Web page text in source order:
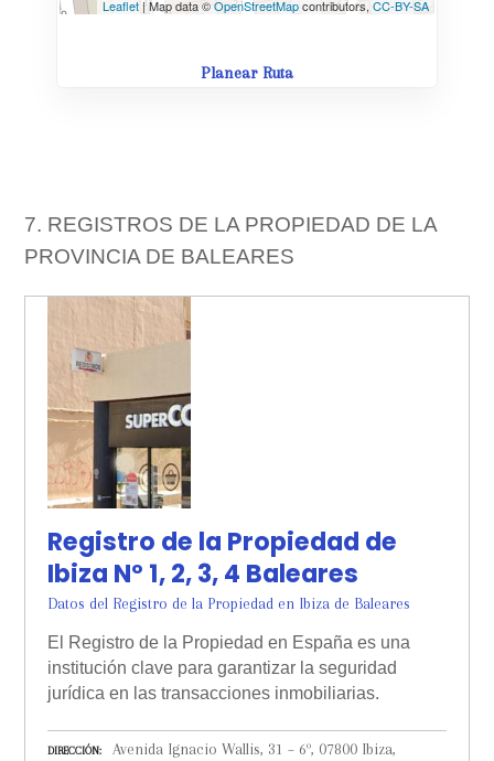
Leaflet| Map data ©OpenStreetMapcontributors,CC-BY-SA
Planear Ruta
7. REGISTROS DE LA PROPIEDAD DE LA
PROVINCIA DE BALEARES
Registro de la Propiedad de
Ibiza Nº 1, 2, 3, 4 Baleares
Datos del Registro de la Propiedad en Ibiza de Baleares
El Registro de la Propiedad en España es una
institución clave para garantizar la seguridad
jurídica en las transacciones inmobiliarias.
DIRECCIÓN
Avenida Ignacio Wallis, 31 – 6º, 07800 Ibiza,